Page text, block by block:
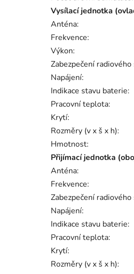
Vysílací jednotka
Anténa:
Frekvence:
Výkon:
Zabezpečení
Napájení:
Indikace stavu baterie:
Pracovní teplota:
Krytí:
Rozměry (v x š x h):
Hmotnost:
Přijímací jednotka
Anténa:
Frekvence:
Zabezpečení
Napájení:
Indikace stavu baterie:
Pracovní teplota:
Krytí:
Rozměry (v x š x h):